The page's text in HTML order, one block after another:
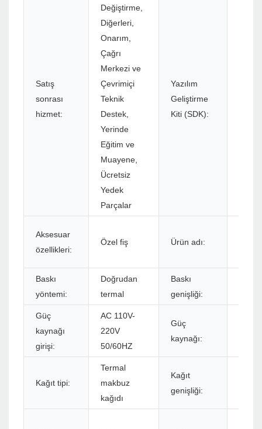
Satış
sonrası
hizmet:
Değiştirme,
Diğerleri,
Onarım,
Çağrı
Merkezi ve
Çevrimiçi
Teknik
Destek,
Yerinde
Eğitim ve
Muayene,
Ücretsiz
Yedek
Parçalar
Yazılım
Geliştirme
Kiti (SDK):
Aksesuar
özellikleri:
Özel fiş Ürün adı:
Baskı
yöntemi:
Doğrudan
termal
Baskı
genişliği:
Güç
kaynağı
girişi:
AC 110V-
220V
50/60HZ
Güç
kaynağı:
Kağıt tipi:
Termal
makbuz
kağıdı
Kağıt
genişliği: